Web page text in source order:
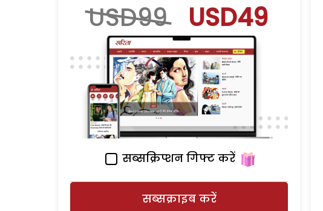
USD99 USD49
सब्सक्रिप्शन गिफ्ट करें
सब्सक्राइब करें